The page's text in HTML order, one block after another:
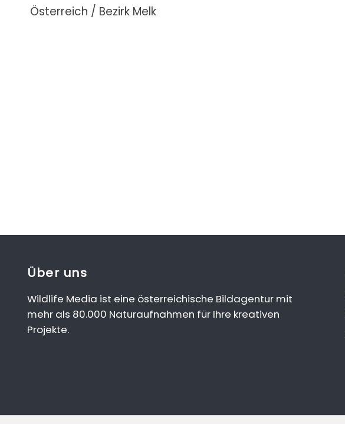
Österreich / Bezirk Melk
Über uns
Wildlife Media ist eine österreichische Bildagentur mit
mehr als 80.000 Naturaufnahmen für Ihre kreativen
Projekte.